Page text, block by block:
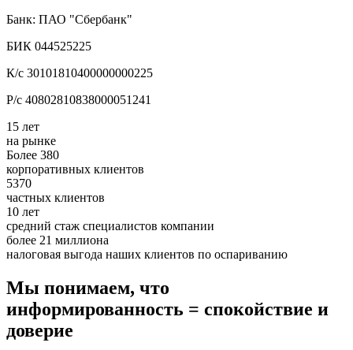
Банк: ПАО "Сбербанк"
БИК 044525225
К/с 30101810400000000225
Р/с 40802810838000051241
15 лет
на рынке
Более 380
корпоративных клиентов
5370
частных клиентов
10 лет
средний стаж специалистов компании
более 21 миллиона
налоговая выгода наших клиентов по оспариванию
Мы понимаем, что
информированность = спокойствие и
доверие